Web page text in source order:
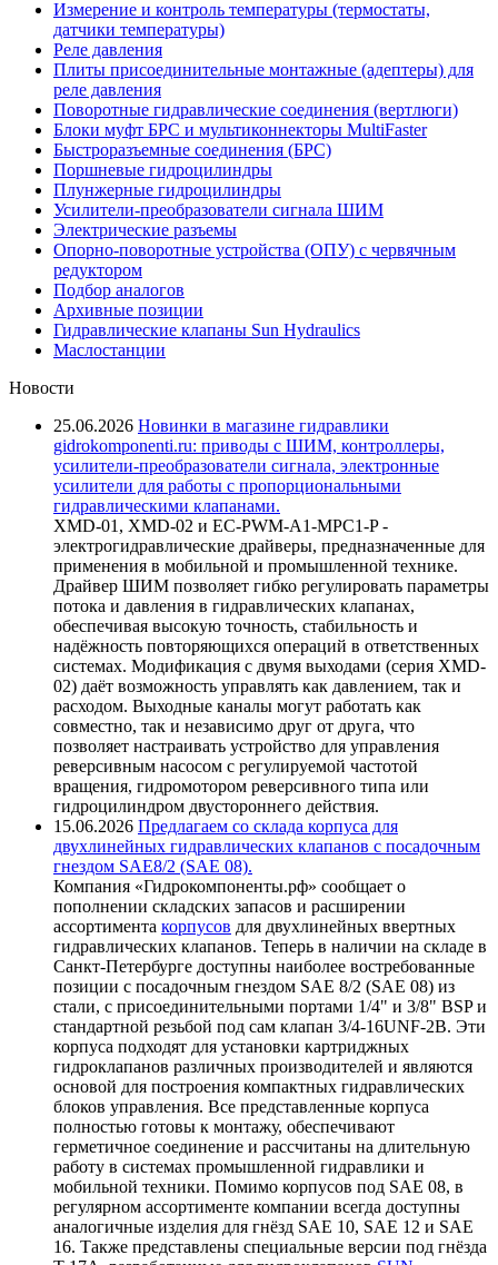
Измерение и контроль температуры (термостаты,
датчики температуры)
Реле давления
Плиты присоединительные монтажные (адептеры) для
реле давления
Поворотные гидравлические соединения (вертлюги)
Блоки муфт БРС и мультиконнекторы MultiFaster
Быстроразъемные соединения (БРС)
Поршневые гидроцилиндры
Плунжерные гидроцилиндры
Усилители-преобразователи сигнала ШИМ
Электрические разъемы
Опорно-поворотные устройства (ОПУ) с червячным
редуктором
Подбор аналогов
Архивные позиции
Гидравлические клапаны Sun Hydraulics
Маслостанции
Новости
25.06.2026 Новинки в магазине гидравлики
gidrokomponenti.ru: приводы с ШИМ, контроллеры,
усилители-преобразователи сигнала, электронные
усилители для работы с пропорциональными
гидравлическими клапанами.
XMD-01, XMD-02 и EC-PWM-A1-MPC1-P -
электрогидравлические драйверы, предназначенные для
применения в мобильной и промышленной технике.
Драйвер ШИМ позволяет гибко регулировать параметры
потока и давления в гидравлических клапанах,
обеспечивая высокую точность, стабильность и
надёжность повторяющихся операций в ответственных
системах. Модификация с двумя выходами (серия XMD-
02) даёт возможность управлять как давлением, так и
расходом. Выходные каналы могут работать как
совместно, так и независимо друг от друга, что
позволяет настраивать устройство для управления
реверсивным насосом с регулируемой частотой
вращения, гидромотором реверсивного типа или
гидроцилиндром двустороннего действия.
15.06.2026 Предлагаем со склада корпуса для
двухлинейных гидравлических клапанов с посадочным
гнездом SAE8/2 (SAE 08).
Компания «Гидрокомпоненты.рф» сообщает о
пополнении складских запасов и расширении
ассортимента корпусов для двухлинейных ввертных
гидравлических клапанов. Теперь в наличии на складе в
Санкт-Петербурге доступны наиболее востребованные
позиции с посадочным гнездом SAE 8/2 (SAE 08) из
стали, с присоединительными портами 1/4" и 3/8" BSP и
стандартной резьбой под сам клапан 3/4-16UNF-2B. Эти
корпуса подходят для установки картриджных
гидроклапанов различных производителей и являются
основой для построения компактных гидравлических
блоков управления. Все представленные корпуса
полностью готовы к монтажу, обеспечивают
герметичное соединение и рассчитаны на длительную
работу в системах промышленной гидравлики и
мобильной техники. Помимо корпусов под SAE 08, в
регулярном ассортименте компании всегда доступны
аналогичные изделия для гнёзд SAE 10, SAE 12 и SAE
16. Также представлены специальные версии под гнёзда